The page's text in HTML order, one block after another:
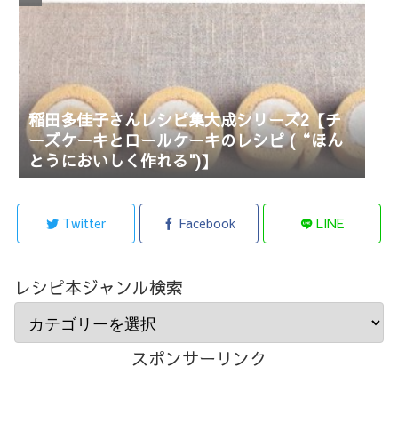
稲田多佳子さんレシピ集大成シリーズ2【チ
ーズケーキとロールケーキのレシピ (“ほん
とうにおいしく作れる")】
Twitter Facebook LINE
レシピ本ジャンル検索
スポンサーリンク